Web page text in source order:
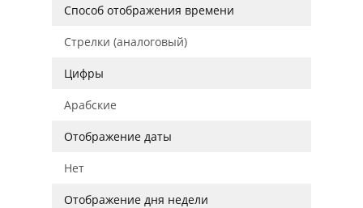
Способ отображения времени
Стрелки (аналоговый)
Цифры
Арабские
Отображение даты
Нет
Отображение дня недели